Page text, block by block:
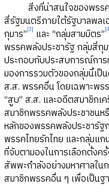
สิ่งที่น่าสนใจของพรรคพ
สี่รัฐมนตรีภายใต้รัฐบาลพล
กุมาร”[3] และ “กลุ่มสามมิตร”
พรรคพลังประชารัฐ กลุ่มสี่กุ
ประกอบกับประสบการณ์การ
มองการรวมตัวของกลุ่มนี้เป็
ส.ส. พรรคอื่น โดยเฉพาะพร
“สูบ” ส.ส. และอดีตสมาชิกเ
สมาชิกพรรคพลังประชาชนห
หลักของพรรคพลังประชารัฐ
พรรคไทยรักไทย และกลุ่มแ
ที่จับตามองในการเลือกตั้ง
สัพพะกำลังอย่างมหาศาลใน
สมาชิกพรรคอื่น ๆ เพื่อเป็นฐ